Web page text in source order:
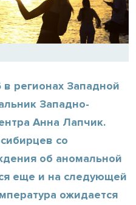
регионах Западной
Западно-
Анна Лапчик.
со
об аномальной
еще и на следующей
ожидается